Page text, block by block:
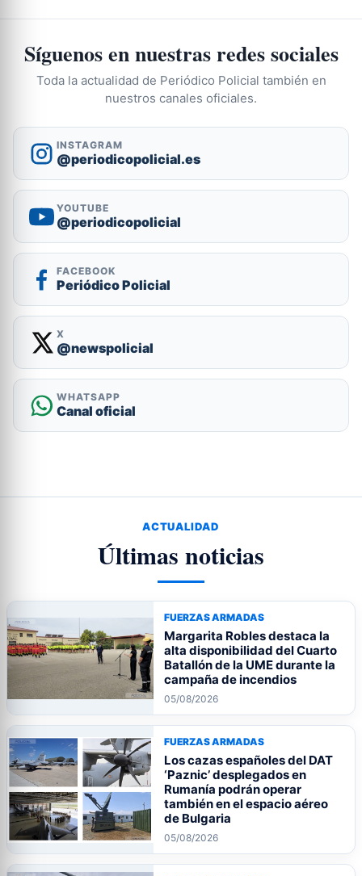
Síguenos en nuestras redes sociales
Toda la actualidad de Periódico Policial también en
nuestros canales oficiales.
INSTAGRAM
@periodicopolicial.es
YOUTUBE
@periodicopolicial
FACEBOOK
Periódico Policial
X
@newspolicial
WHATSAPP
Canal oficial
ACTUALIDAD
Últimas noticias
FUERZAS ARMADAS
Margarita Robles destaca la
alta disponibilidad del Cuarto
Batallón de la UME durante la
campaña de incendios
05/08/2026
FUERZAS ARMADAS
Los cazas españoles del DAT
‘Paznic’ desplegados en
Rumanía podrán operar
también en el espacio aéreo
de Bulgaria
05/08/2026